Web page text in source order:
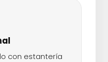
con estantería